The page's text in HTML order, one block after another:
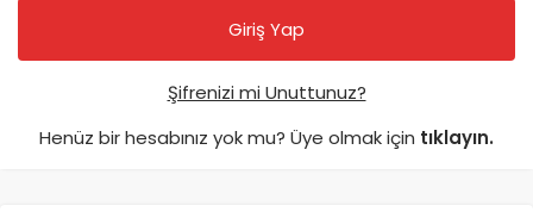
Şifrenizi mi Unuttunuz?
Henüz bir hesabınız yok mu? Üye olmak için tıklayın.